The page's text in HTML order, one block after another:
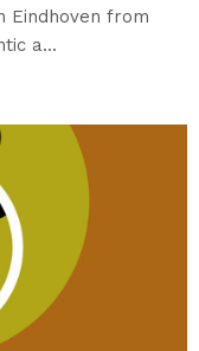
Eindhoven from
a...